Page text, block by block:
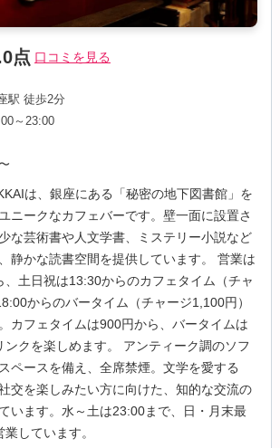
点 口コミを見る
駅 徒歩2分
～23:00
は、銀座にある「秘密の地下図書館」を
ニークなカフェバーです。壁一面に設置さ
な芸術書や人文学書、ミステリー小説など
静かな読書空間を提供しています。 営業は
、土日祝は13:30からのカフェタイム（チャ
からのバータイム（チャージ1,100円）
カフェタイムは900円から、バータイムは
ンクを楽しめます。 アンティーク調のソフ
ペースを備え、全席禁煙。文学を愛する
交を楽しみたい方に向けた、知的な交流の
います。水～土は23:00まで、日・月末最
しています。